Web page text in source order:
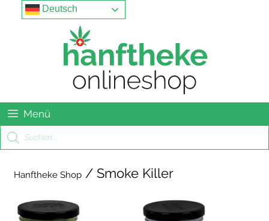
Springe
Menu
Menü
Products
search
Hanftheke Shop / Smoke Killer
Deutsch